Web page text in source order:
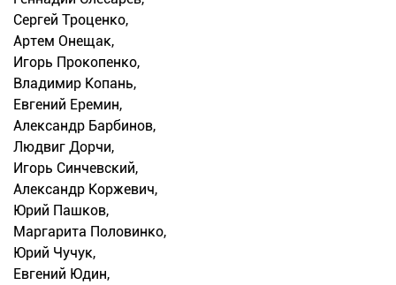
Сергей Троценко,
Артем Онещак,
Игорь Прокопенко,
Владимир Копань,
Евгений Еремин,
Александр Барбинов,
Людвиг Дорчи,
Игорь Синчевский,
Александр Коржевич,
Юрий Пашков,
Маргарита Половинко,
Юрий Чучук,
Евгений Юдин,